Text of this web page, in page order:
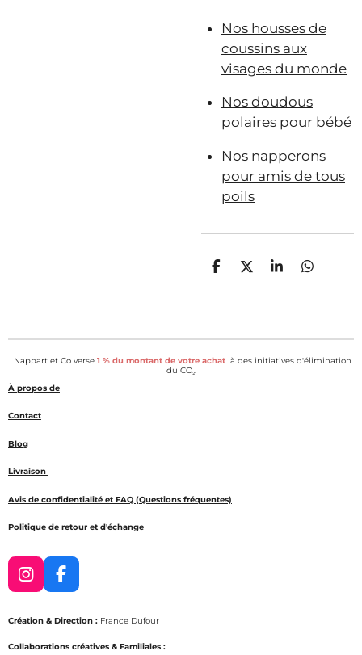
Nos housses de
coussins aux
visages du monde
Nos doudous
polaires pour bébé
Nos napperons
pour amis de tous
poils
P
g
r
P
g
r
P
g
e
r
P
g
e
r
Nappart et Co verse 1 % du montant de votre achat à des initiatives d'élimination
du CO₂.
À propos de
Contact
Blog
Livraison
Avis de confidentialité et FAQ (Questions fréquentes)
Politique de retour et d'échange
I
n
s
a
F
a
c
b
Création & Direction : France Dufour
Collaborations créatives & Familiales :